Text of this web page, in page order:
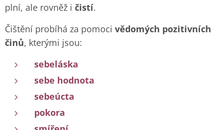
plní, ale rovněž i čistí.
Čištění probíhá za pomoci vědomých pozitivních
činů, kterými jsou:
sebeláska
sebe hodnota
sebeúcta
pokora